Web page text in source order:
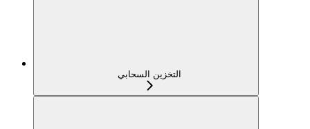
التخزين السحابي